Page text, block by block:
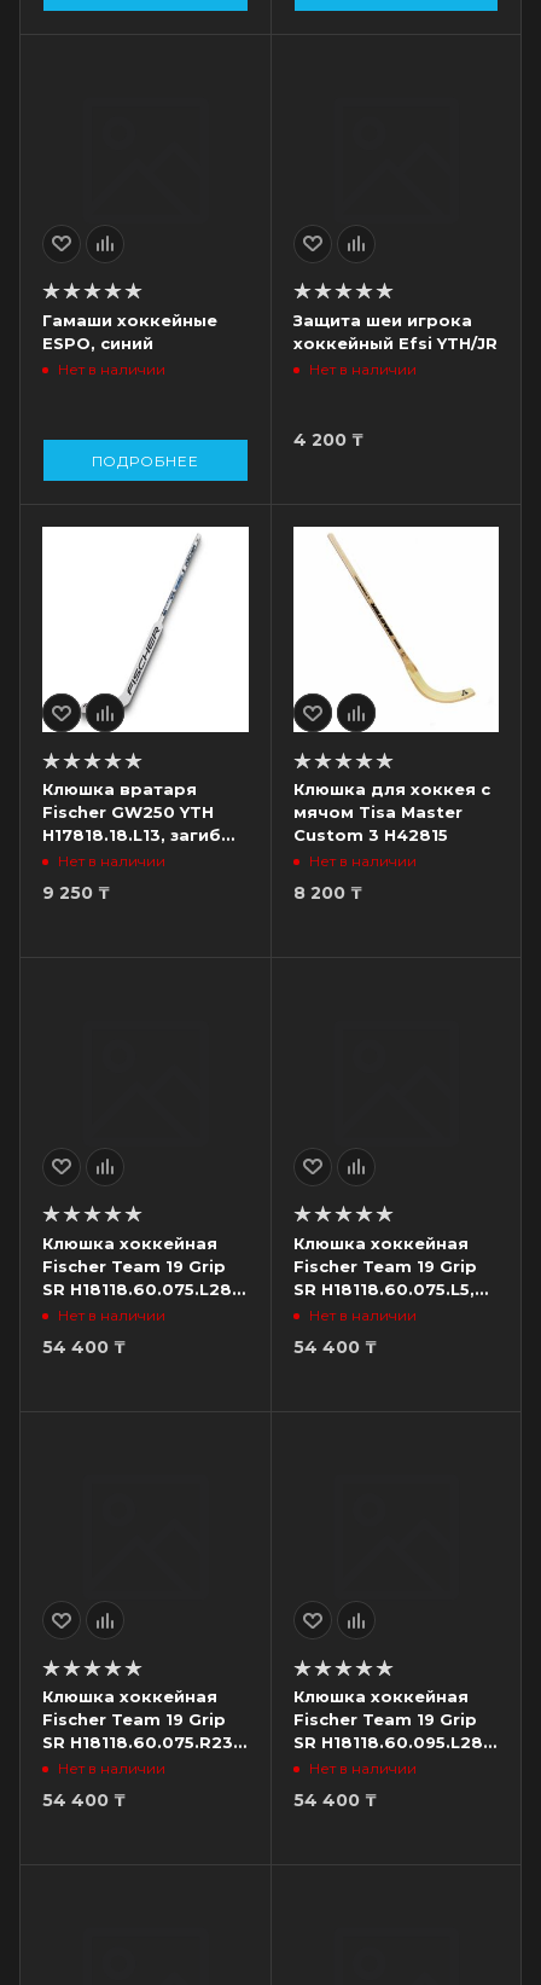
Гамаши хоккейные
ESPO, синий
Нет в наличии
ПОДРОБНЕЕ
Защита шеи игрока
хоккейный Efsi YTH/JR
Нет в наличии
4 200₸
Клюшка вратаря
Fischer GW250 YTH
H17818.18.L13, загиб
L13, левый
Нет в наличии
9 250 ₸
Клюшка для хоккея с
мячом Tisa Master
Custom 3 H42815
Нет в наличии
8 200₸
Клюшка хоккейная
Fischer Team 19 Grip
SR H18118.60.075.L28,
жесткость 75, загиб
Нет в наличии
54 400 ₸
Клюшка хоккейная
Fischer Team 19 Grip
SR H18118.60.075.L5,
жесткость 75, загиб
Нет в наличии
54 400₸
Клюшка хоккейная
Fischer Team 19 Grip
SR H18118.60.075.R23,
жесткость 75, загиб
Нет в наличии
54 400 ₸
Клюшка хоккейная
Fischer Team 19 Grip
SR H18118.60.095.L28,
жесткость 95, загиб
Нет в наличии
54 400₸